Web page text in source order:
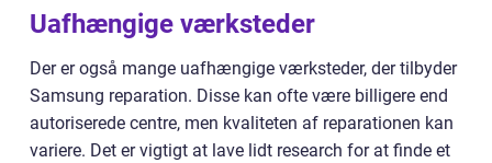
Uafhængige værksteder
Der er også mange uafhængige værksteder, der tilbyder
Samsung reparation. Disse kan ofte være billigere end
autoriserede centre, men kvaliteten af reparationen kan
variere. Det er vigtigt at lave lidt research for at finde et